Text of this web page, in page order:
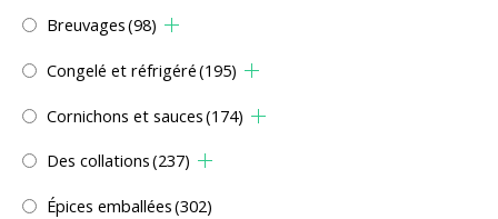
Breuvages(98)
Congelé et réfrigéré(195)
Cornichons et sauces(174)
Des collations(237)
Épices emballées(302)